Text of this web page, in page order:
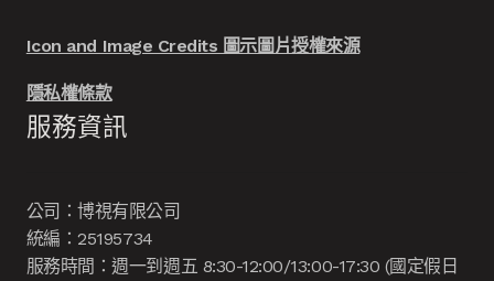
Icon and Image Credits 圖示圖片授權來源
隱私權條款
服務資訊
公司：博視有限公司
統編：25195734
服務時間：週一到週五 8:30-12:00/13:00-17:30 (國定假日